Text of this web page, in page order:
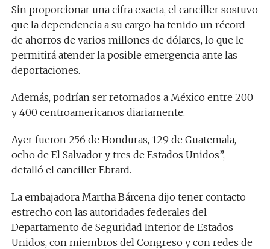
Sin proporcionar una cifra exacta, el canciller sostuvo
que la dependencia a su cargo ha tenido un récord
de ahorros de varios millones de dólares, lo que le
permitirá atender la posible emergencia ante las
deportaciones.
Además, podrían ser retornados a México entre 200
y 400 centroamericanos diariamente.
Ayer fueron 256 de Honduras, 129 de Guatemala,
ocho de El Salvador y tres de Estados Unidos”,
detalló el canciller Ebrard.
La embajadora Martha Bárcena dijo tener contacto
estrecho con las autoridades federales del
Departamento de Seguridad Interior de Estados
Unidos, con miembros del Congreso y con redes de